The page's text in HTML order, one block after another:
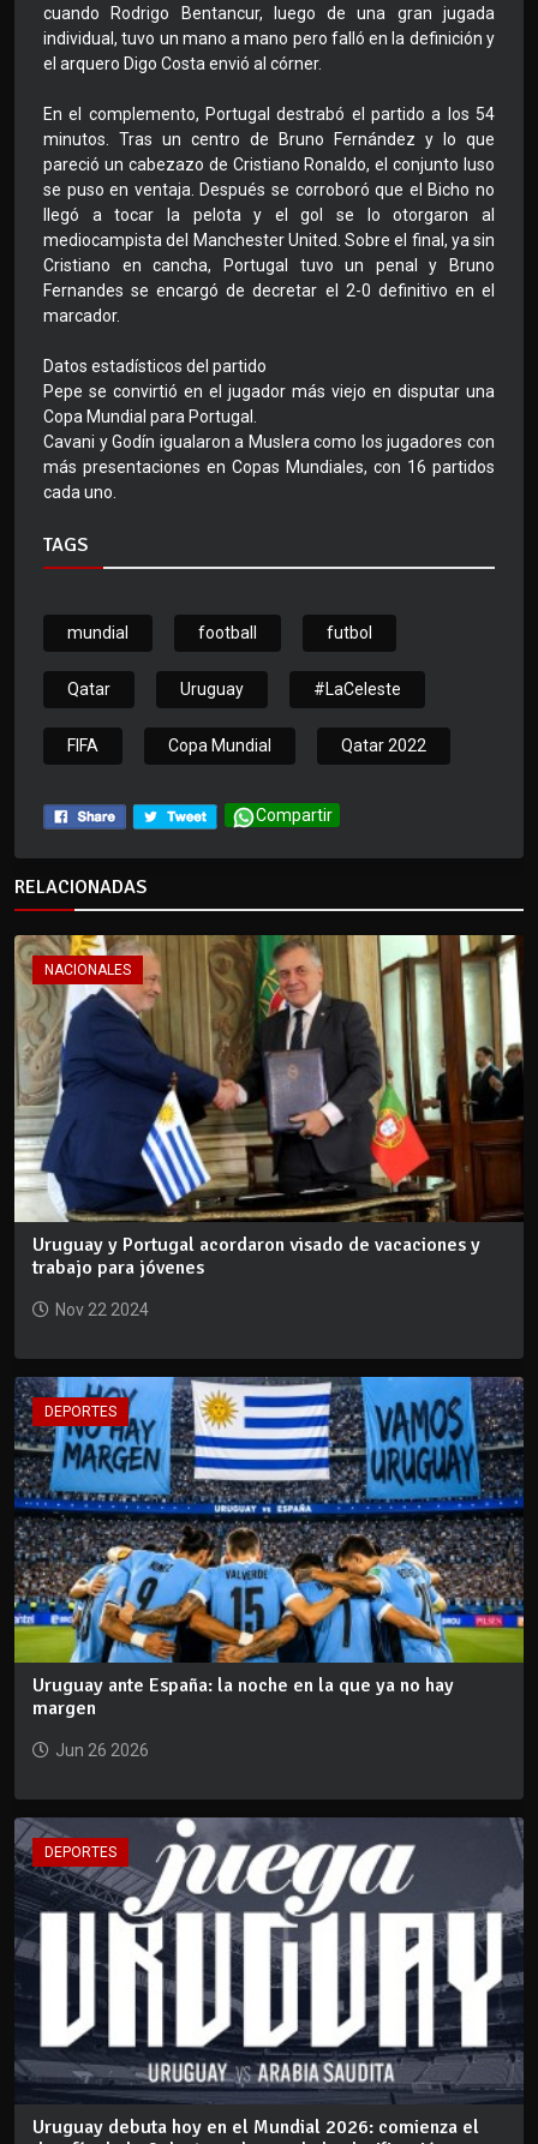
cuando Rodrigo Bentancur, luego de una gran jugada
individual, tuvo un mano a mano pero falló en la definición y
el arquero Digo Costa envió al córner.
En el complemento, Portugal destrabó el partido a los 54
minutos. Tras un centro de Bruno Fernández y lo que
pareció un cabezazo de Cristiano Ronaldo, el conjunto luso
se puso en ventaja. Después se corroboró que el Bicho no
llegó a tocar la pelota y el gol se lo otorgaron al
mediocampista del Manchester United. Sobre el final, ya sin
Cristiano en cancha, Portugal tuvo un penal y Bruno
Fernandes se encargó de decretar el 2-0 definitivo en el
marcador.
Datos estadísticos del partido
Pepe se convirtió en el jugador más viejo en disputar una
Copa Mundial para Portugal.
Cavani y Godín igualaron a Muslera como los jugadores con
más presentaciones en Copas Mundiales, con 16 partidos
cada uno.
TAGS
mundial football futbol
Qatar Uruguay #LaCeleste
FIFA Copa Mundial Qatar 2022
Compartir
RELACIONADAS
NACIONALES
Uruguay y Portugal acordaron visado de vacaciones y
trabajo para jóvenes
Nov 22 2024
DEPORTES
Uruguay ante España: la noche en la que ya no hay
margen
Jun 26 2026
DEPORTES
Uruguay debuta hoy en el Mundial 2026: comienza el